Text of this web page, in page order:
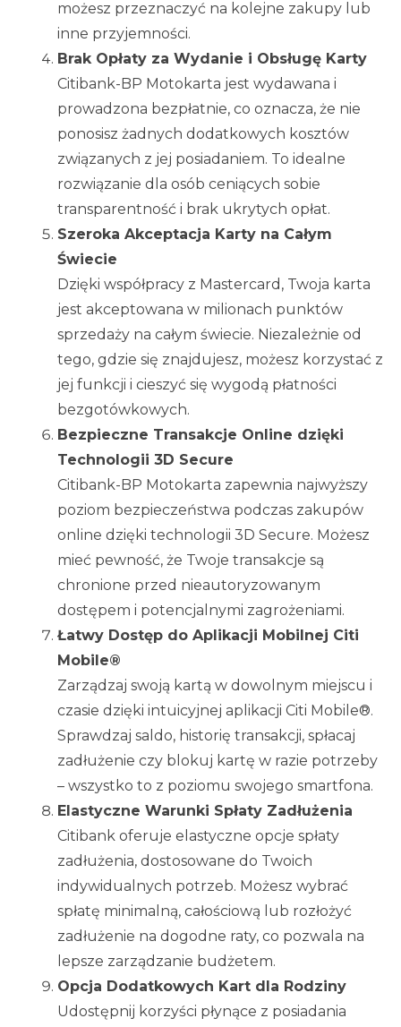
możesz przeznaczyć na kolejne zakupy lub
inne przyjemności.
Brak Opłaty za Wydanie i Obsługę Karty
Citibank-BP Motokarta jest wydawana i
prowadzona bezpłatnie, co oznacza, że nie
ponosisz żadnych dodatkowych kosztów
związanych z jej posiadaniem. To idealne
rozwiązanie dla osób ceniących sobie
transparentność i brak ukrytych opłat.
Szeroka Akceptacja Karty na Całym
Świecie
Dzięki współpracy z Mastercard, Twoja karta
jest akceptowana w milionach punktów
sprzedaży na całym świecie. Niezależnie od
tego, gdzie się znajdujesz, możesz korzystać z
jej funkcji i cieszyć się wygodą płatności
bezgotówkowych.
Bezpieczne Transakcje Online dzięki
Technologii 3D Secure
Citibank-BP Motokarta zapewnia najwyższy
poziom bezpieczeństwa podczas zakupów
online dzięki technologii 3D Secure. Możesz
mieć pewność, że Twoje transakcje są
chronione przed nieautoryzowanym
dostępem i potencjalnymi zagrożeniami.
Łatwy Dostęp do Aplikacji Mobilnej Citi
Mobile®
Zarządzaj swoją kartą w dowolnym miejscu i
czasie dzięki intuicyjnej aplikacji Citi Mobile®.
Sprawdzaj saldo, historię transakcji, spłacaj
zadłużenie czy blokuj kartę w razie potrzeby
– wszystko to z poziomu swojego smartfona.
Elastyczne Warunki Spłaty Zadłużenia
Citibank oferuje elastyczne opcje spłaty
zadłużenia, dostosowane do Twoich
indywidualnych potrzeb. Możesz wybrać
spłatę minimalną, całościową lub rozłożyć
zadłużenie na dogodne raty, co pozwala na
lepsze zarządzanie budżetem.
Opcja Dodatkowych Kart dla Rodziny
Udostępnij korzyści płynące z posiadania